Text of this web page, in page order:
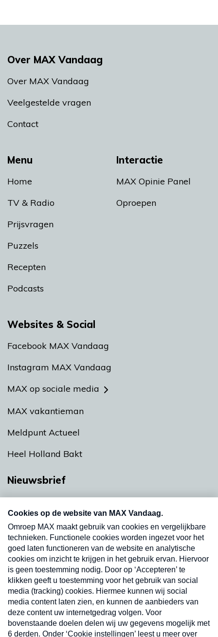
Menu
Home
TV & Radio
Prijsvragen
Puzzels
Recepten
Podcasts
Interactie
MAX Opinie Panel
Oproepen
Over MAX Vandaag
Over MAX Vandaag
Veelgestelde vragen
Contact
Websites & Social
Facebook MAX Vandaag
Instagram MAX Vandaag
MAX op sociale media
MAX vakantieman
Meldpunt Actueel
Heel Holland Bakt
Nieuwsbrief
nieuwsbrief. Elke vrijdag- en dinsdagochtend in
uw mailbox.
Verzend